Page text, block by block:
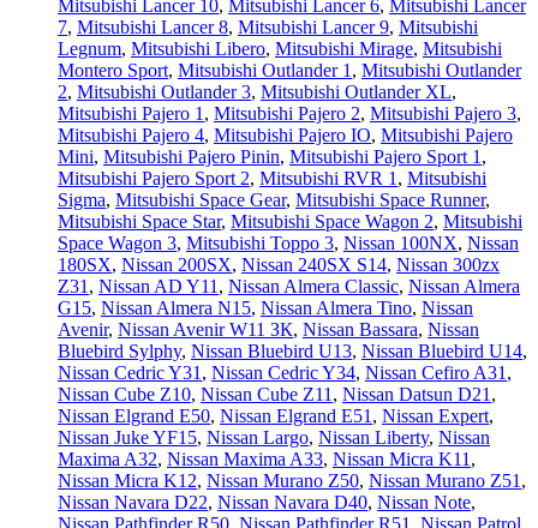
Mitsubishi Lancer 10, Mitsubishi Lancer 6, Mitsubishi Lancer
7, Mitsubishi Lancer 8, Mitsubishi Lancer 9, Mitsubishi
Legnum, Mitsubishi Libero, Mitsubishi Mirage, Mitsubishi
Montero Sport, Mitsubishi Outlander 1 , Mitsubishi Outlander
2, Mitsubishi Outlander 3, Mitsubishi Outlander XL,
Mitsubishi Pajero 1 , Mitsubishi Pajero 2, Mitsubishi Pajero 3,
Mitsubishi Pajero 4, Mitsubishi Pajero IO, Mitsubishi Pajero
Mini, Mitsubishi Pajero Pinin, Mitsubishi Pajero Sport 1 ,
Mitsubishi Pajero Sport 2, Mitsubishi RVR 1 , Mitsubishi
Sigma, Mitsubishi Space Gear, Mitsubishi Space Runner,
Mitsubishi Space Star, Mitsubishi Space Wagon 2, Mitsubishi
Space Wagon 3, Mitsubishi Toppo 3, Nissan 100NX, Nissan
180SX, Nissan 200SX, Nissan 240SX S14, Nissan 300zx
Z31 , Nissan AD Y11 , Nissan Almera Classic, Nissan Almera
G15, Nissan Almera N15, Nissan Almera Tino, Nissan
Avenir, Nissan Avenir W11 ЗК, Nissan Bassara, Nissan
Bluebird Sylphy, Nissan Bluebird U13, Nissan Bluebird U14,
Nissan Cedric Y31 , Nissan Cedric Y34, Nissan Cefiro A31 ,
Nissan Cube Z10, Nissan Cube Z11 , Nissan Datsun D21 ,
Nissan Elgrand E50, Nissan Elgrand E51 , Nissan Expert,
Nissan Juke YF15, Nissan Largo, Nissan Liberty, Nissan
Maxima A32, Nissan Maxima A33, Nissan Micra K11 ,
Nissan Micra K12, Nissan Murano Z50, Nissan Murano Z51 ,
Nissan Navara D22, Nissan Navara D40, Nissan Note,
Nissan Pathfinder R50 Nissan Pathfinder R51 Nissan Patrol